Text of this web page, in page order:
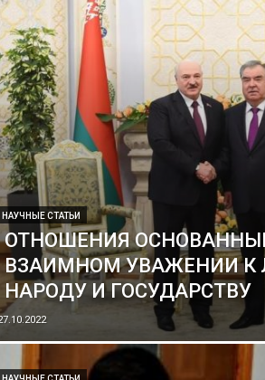
НАУЧНЫЕ СТАТЬИ
ОТНОШЕНИЯ
ВЗАИМНОМ УВАЖЕНИИ К
НАРОДУ И ГОСУДАРСТВУ